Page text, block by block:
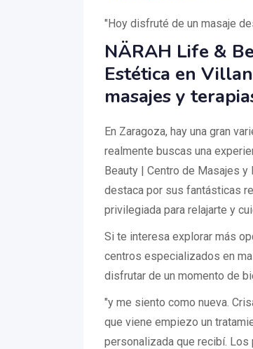
"Hoy disfruté de un masaje
NÄRAH Life &
Estética en
masajes y
En Zaragoza, hay una gran
realmente buscas una
Beauty | Centro de Masajes y
destaca por sus fantásticas
privilegiada para relajarte y
Si te interesa explorar más
centros especializados en
disfrutar de un momento de
"y me siento como nueva.
que viene empiezo un
personalizada que recibí.